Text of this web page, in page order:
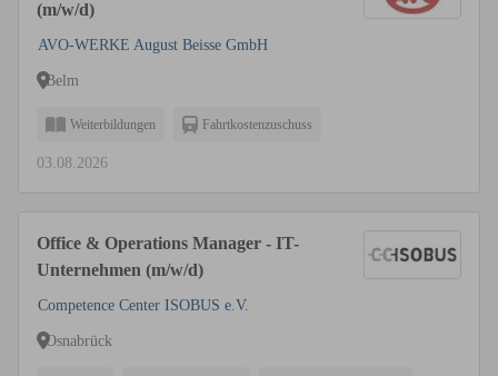
(m/w/d)
AVO-WERKE August Beisse GmbH
Belm
Weiterbildungen Fahrtkostenzuschuss
03.08.2026
Office & Operations Manager - IT-
Unternehmen (m/w/d)
Competence Center ISOBUS e.V.
Osnabrück